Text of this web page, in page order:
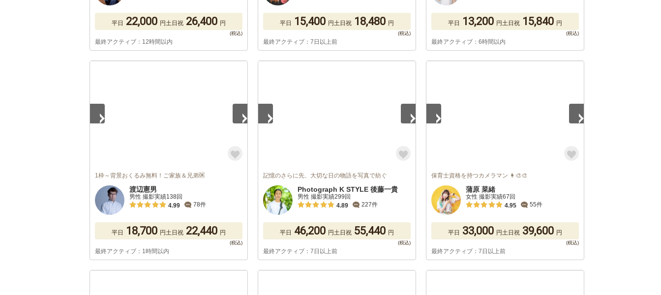
平日 22,000 円土日祝 26,400 円
最終アクティブ：12時間以内
平日 15,400 円土日祝 18,480 円
最終アクティブ：7日以上前
平日 13,200 円土日祝 15,840 円
最終アクティブ：6時間以内
1枠～背景おくるみ無料！ご家族＆兄弟🆗
渡辺憲男
男性 撮影実績138回
4.99
78件
平日 18,700 円土日祝 22,440 円
最終アクティブ：1時間以内
記憶のさらに先、大切な日の物語を写真で紡ぐ
Photograph K STYLE 後藤一貴
男性 撮影実績299回
4.89
227件
平日 46,200 円土日祝 55,440 円
最終アクティブ：7日以上前
保育士資格を持つカメラマン 👩‍🎨🎨
蒲原 菜緒
女性 撮影実績67回
4.95
55件
平日 33,000 円土日祝 39,600 円
最終アクティブ：7日以上前